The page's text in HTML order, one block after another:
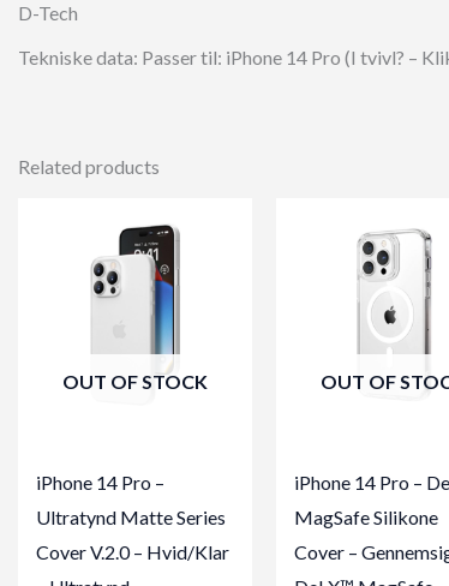
D-Tech
Tekniske data: Passer til: iPhone 14 Pro (I tvivl? –
Related products
OUT OF STOCK
iPhone 14 Pro –
Ultratynd Matte Series
Cover V.2.0 – Hvid/Klar
OUT OF
iPhone 14 Pro –
MagSafe Silikone
Cover –